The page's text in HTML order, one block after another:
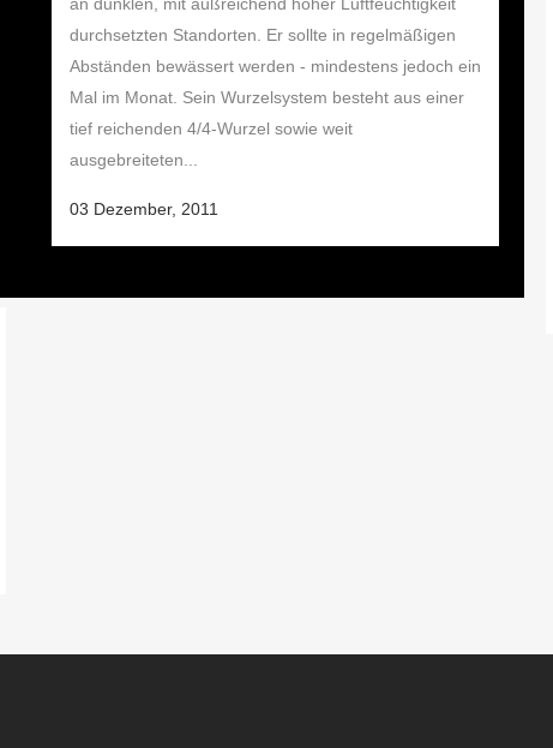
durchsetzten Standorten. Er sollte in regelmäßigen
Abständen bewässert werden - mindestens jedoch ein
Mal im Monat. Sein Wurzelsystem besteht aus einer
tief reichenden 4/4-Wurzel sowie weit
ausgebreiteten...
03 Dezember, 2011